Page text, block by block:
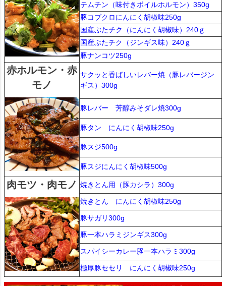
テムチン（味付きボイルホルモン）350g
豚コブクロにんにく胡椒味250g
国産ぶたチク（にんにく胡椒味）240ｇ
国産ぶたチク（ジンギス味）240ｇ
豚ナンコツ250g
赤ホルモン・赤
モノ
サクッと香ばしいレバー焼（豚レバージン
ギス）300g
豚レバー 芳醇みそダレ焼300g
豚タン にんにく胡椒味250g
豚スジ500g
豚スジにんにく胡椒味500g
肉モツ・肉モノ 焼きとん用（豚カシラ）300g
焼きとん にんにく胡椒味250g
豚サガリ300g
豚一本ハラミジンギス300g
スパイシーカレー豚一本ハラミ300g
極厚豚セセリ にんにく胡椒味250g